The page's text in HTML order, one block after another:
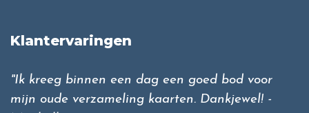
Klantervaringen
"Ik kreeg binnen een dag een goed bod voor
mijn oude verzameling kaarten. Dankjewel! -